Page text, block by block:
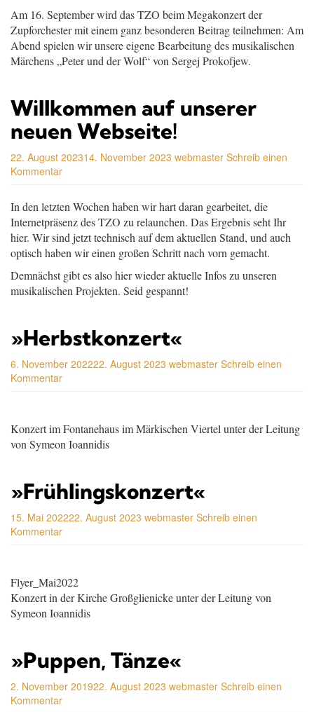
Am 16. September wird das TZO beim Megakonzert der
Zupforchester mit einem ganz besonderen Beitrag teilnehmen: Am
Abend spielen wir unsere eigene Bearbeitung des musikalischen
Märchens „Peter und der Wolf“ von Sergej Prokofjew.
Willkommen auf unserer
neuen Webseite!
22. August 202314. November 2023 webmaster Schreib einen
Kommentar
In den letzten Wochen haben wir hart daran gearbeitet, die
Internetpräsenz des TZO zu relaunchen. Das Ergebnis seht Ihr
hier. Wir sind jetzt technisch auf dem aktuellen Stand, und auch
optisch haben wir einen großen Schritt nach vorn gemacht.
Demnächst gibt es also hier wieder aktuelle Infos zu unseren
musikalischen Projekten. Seid gespannt!
»Herbstkonzert«
6. November 202222. August 2023 webmaster Schreib einen
Kommentar
Konzert im Fontanehaus im Märkischen Viertel unter der Leitung
von Symeon Ioannidis
»Frühlingskonzert«
15. Mai 202222. August 2023 webmaster Schreib einen
Kommentar
Flyer_Mai2022
Konzert in der Kirche Großglienicke unter der Leitung von
Symeon Ioannidis
»Puppen, Tänze«
2. November 201922. August 2023 webmaster Schreib einen
Kommentar